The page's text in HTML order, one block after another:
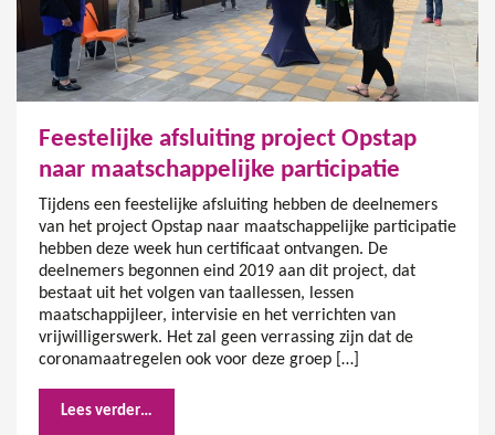
Feestelijke afsluiting project Opstap
naar maatschappelijke participatie
Tijdens een feestelijke afsluiting hebben de deelnemers
van het project Opstap naar maatschappelijke participatie
hebben deze week hun certificaat ontvangen. De
deelnemers begonnen eind 2019 aan dit project, dat
bestaat uit het volgen van taallessen, lessen
maatschappijleer, intervisie en het verrichten van
vrijwilligerswerk. Het zal geen verrassing zijn dat de
coronamaatregelen ook voor deze groep […]
Lees verder…